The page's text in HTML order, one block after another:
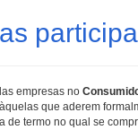
empresas no
que aderem
de termo no qual se